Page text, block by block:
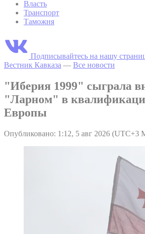
Власть
Транспорт
Таможня
Подписывайтесь на нашу
Вестник Кавказа — Все новости
"Иберия 1999" сыграла
"Ларном" в
Европы
Опубликовано: 1:12, 5 авг 2026 (UTC+3